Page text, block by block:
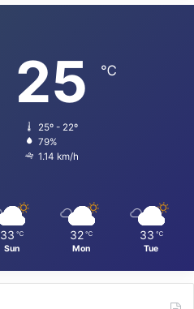
25 ℃
25º - 22º
79%
1.14 km/h
33 ℃
Sun
32 ℃
Mon
33 ℃
Tue